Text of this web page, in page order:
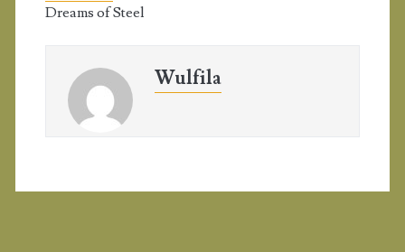
Dreams of Steel
Wulfila